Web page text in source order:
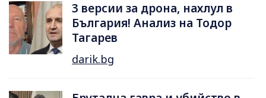
3 версии за дрона, нахлул в
България! Анализ на Тодор
Тагарев
darik.bg